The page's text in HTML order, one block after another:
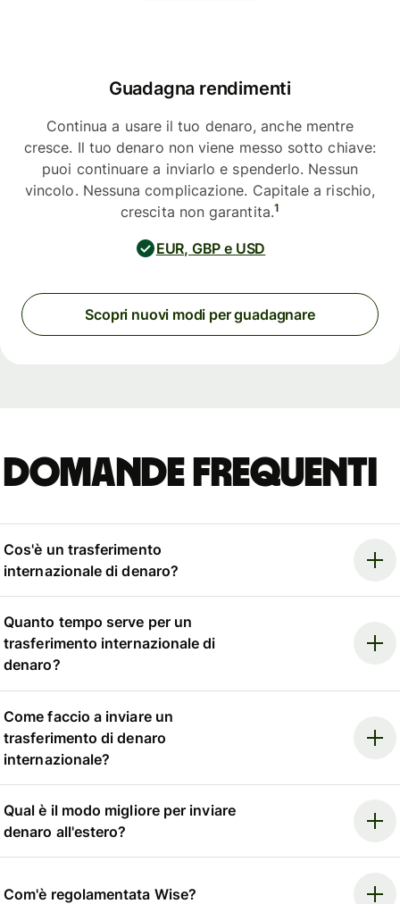
Guadagna rendimenti
Continua a usare il tuo denaro, anche mentre
cresce. Il tuo denaro non viene messo sotto chiave:
puoi continuare a inviarlo e spenderlo. Nessun
vincolo. Nessuna complicazione. Capitale a rischio,
crescita non garantita.1
EUR, GBP e USD
Scopri nuovi modi per guadagnare
Domande frequenti
Cos'è un trasferimento
internazionale di denaro?
Quanto tempo serve per un
trasferimento internazionale di
denaro?
Come faccio a inviare un
trasferimento di denaro
internazionale?
Qual è il modo migliore per inviare
denaro all'estero?
Com'è regolamentata Wise?